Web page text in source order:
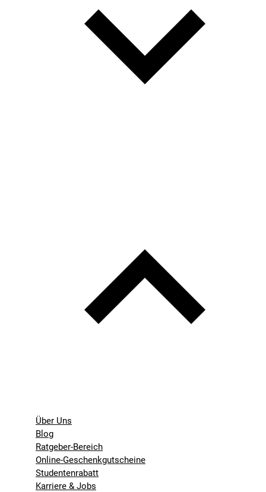
Über Uns
Blog
Ratgeber-Bereich
Online-Geschenkgutscheine
Studentenrabatt
Karriere & Jobs